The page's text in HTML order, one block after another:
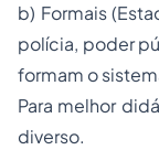
b) Formais
polícia, poder
formam o
Para melhor
diverso.